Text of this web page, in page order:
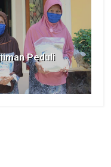
Peduli